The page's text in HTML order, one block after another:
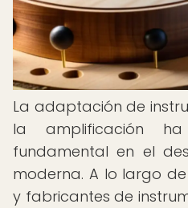
La adaptación de
la amplificación
fundamental en el
moderna. A lo largo
y fabricantes de